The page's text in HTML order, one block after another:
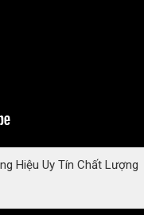
Hiệu Uy Tín Chất Lượng